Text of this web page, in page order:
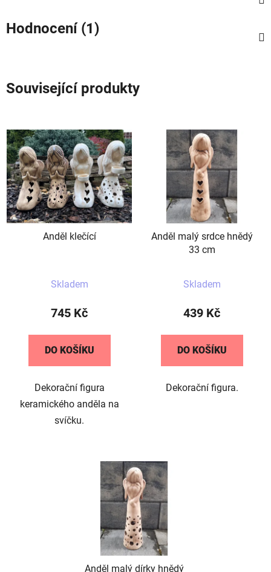
Hodnocení (1)
Související produkty
Anděl klečící
Skladem
745 Kč
DO KOŠÍKU
Dekorační figura
keramického anděla na
svíčku.
Anděl malý srdce hnědý
33 cm
Skladem
439 Kč
DO KOŠÍKU
Dekorační figura.
Anděl malý dírky hnědý